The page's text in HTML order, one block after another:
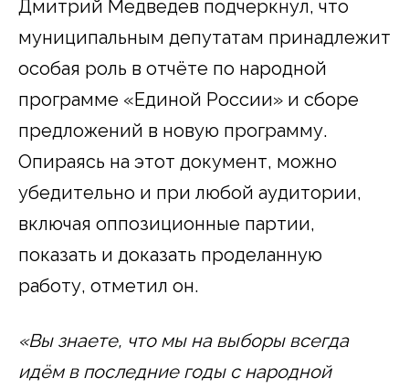
Дмитрий Медведев подчеркнул, что
муниципальным депутатам принадлежит
особая роль в отчёте по народной
программе «Единой России» и сборе
предложений в новую программу.
Опираясь на этот документ, можно
убедительно и при любой аудитории,
включая оппозиционные партии,
показать и доказать проделанную
работу, отметил он.
«Вы знаете, что мы на выборы всегда
идём в последние годы с народной